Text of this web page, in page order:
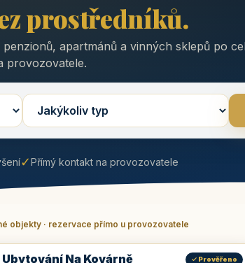
prostředníků.
apartmánů a vinných sklepů po
provozovatele.
✓Přímý kontakt na provozovatele
objekty · rezervace přímo u provozovatele
Ubytování Na Kovárně ✓ Prověřeno